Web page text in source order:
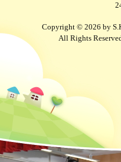
Copyright © 2026 by
All Rights